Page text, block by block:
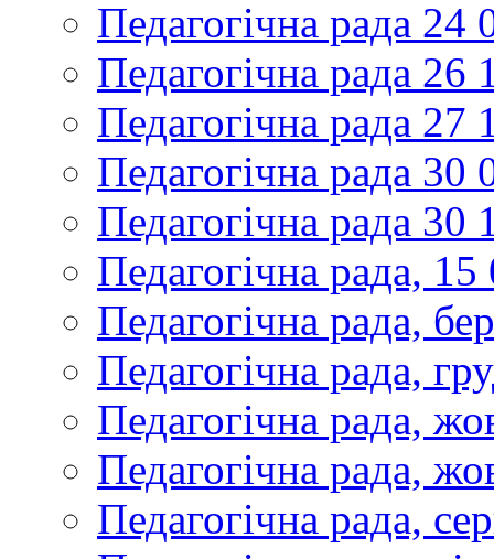
Педагогічна рада 24
Педагогічна рада 26
Педагогічна рада 27
Педагогічна рада 30
Педагогічна рада 30
Педагогічна рада,
Педагогічна рада,
Педагогічна рада,
Педагогічна рада,
Педагогічна рада,
Педагогічна рада,